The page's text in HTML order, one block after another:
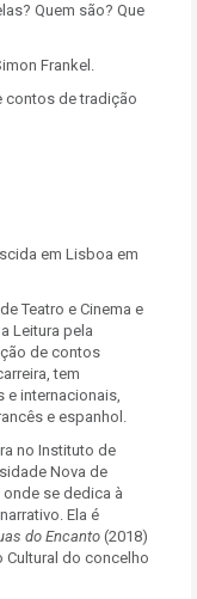
Quem são? Que
Frankel.
contos de tradição
em Lisboa em
Teatro e Cinema e
Leitura pela
de contos
tem
e internacionais,
e espanhol.
no Instituto de
Nova de
se dedica à
Ela é
do Encanto(2018)
Cultural do concelho